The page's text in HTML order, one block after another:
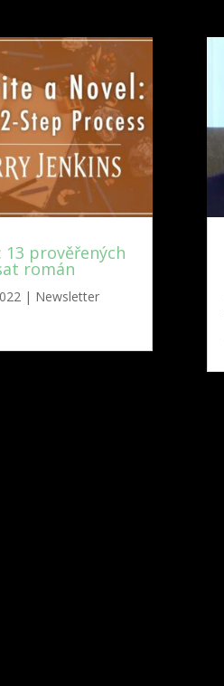
13 prověřených
román
| Newsletter